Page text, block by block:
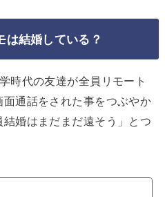
は結婚している？
時代の友達が全員リモート
通話をされた事をつぶやか
婚はまだまだ遠そう」とつ